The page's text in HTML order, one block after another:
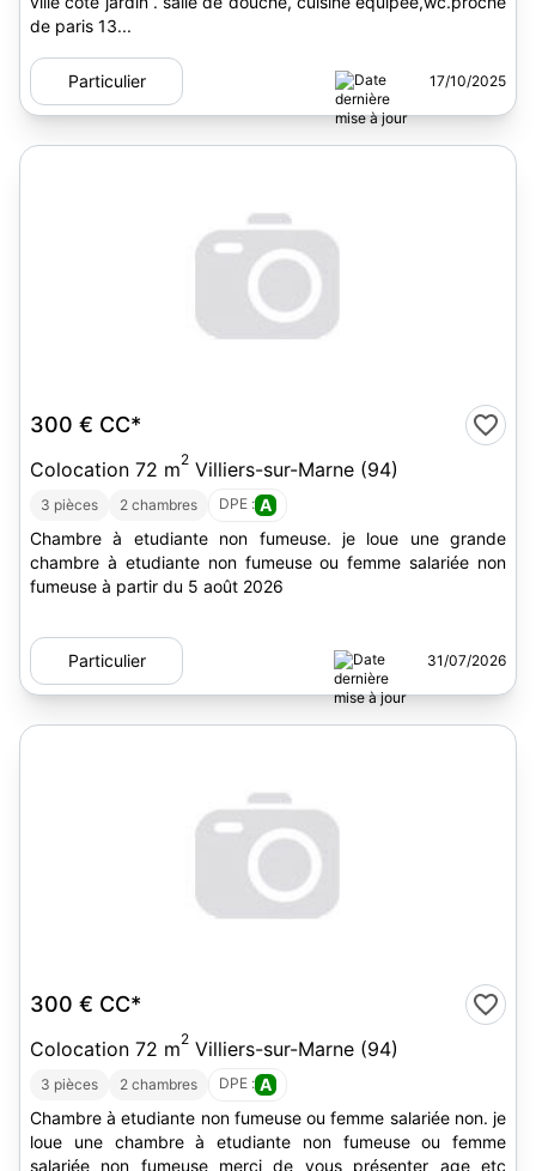
de paris 13...
Particulier 17/10/2025
300 € CC*
Colocation 72 m2 Villiers-sur-Marne (94)
3 pièces 2 chambres DPE : A
Chambre à etudiante non fumeuse. je loue une grande
chambre à etudiante non fumeuse ou femme salariée non
fumeuse à partir du 5 août 2026
Particulier 31/07/2026
300 € CC*
Colocation 72 m2 Villiers-sur-Marne (94)
3 pièces 2 chambres DPE : A
Chambre à etudiante non fumeuse ou femme salariée non. je
loue une chambre à etudiante non fumeuse ou femme
salariée non fumeuse merci de vous présenter age etc